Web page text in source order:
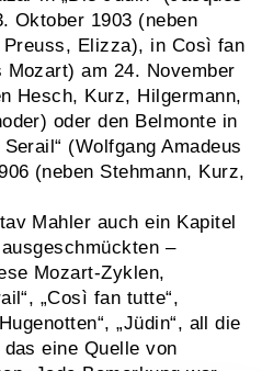
Oktober 1903 (neben
Elizza), in Così fan
Mozart) am 24. November
Hesch, Kurz, Hilgermann,
oder den Belmonte in
(Wolfgang Amadeus
(neben Stehmann, Kurz,
Mahler auch ein Kapitel
–
Mozart-Zyklen,
„Così fan tutte“,
„Jüdin“, all die
eine Quelle von